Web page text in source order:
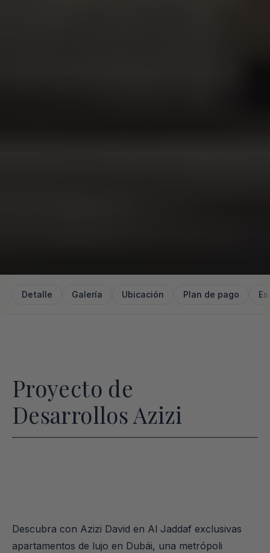
Detalle Galería Ubicación Plan de pago
Proyecto de
Desarrollos Azizi
Descubra con Azizi David en Al Jaddaf exclusivas
apartamentos de lujo en Dubái, una metrópoli